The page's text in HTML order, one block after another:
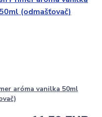
aróma vanilka 50ml